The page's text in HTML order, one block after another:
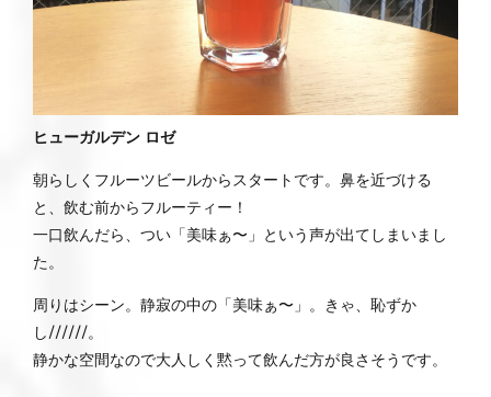
ヒューガルデン ロゼ
朝らしくフルーツビールからスタートです。鼻を近づける
と、飲む前からフルーティー！
一口飲んだら、つい「美味ぁ〜」という声が出てしまいまし
た。
周りはシーン。静寂の中の「美味ぁ〜」。きゃ、恥ずか
し//////。
静かな空間なので大人しく黙って飲んだ方が良さそうです。